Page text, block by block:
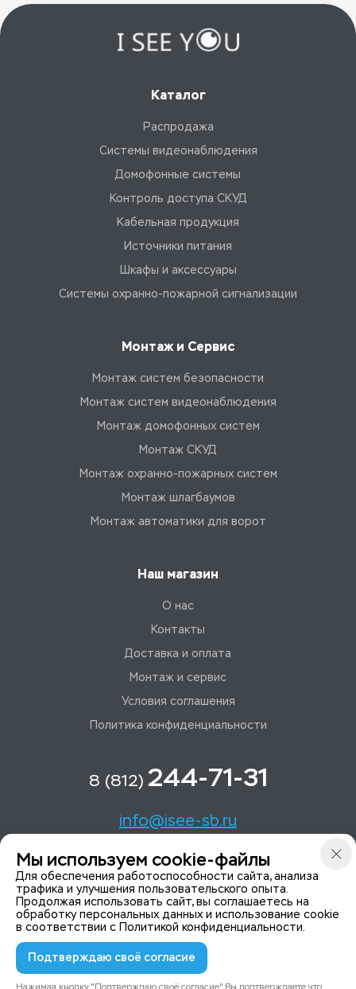
Каталог
Распродажа
Системы видеонаблюдения
Домофонные системы
Контроль доступа СКУД
Кабельная продукция
Источники питания
Шкафы и аксессуары
Системы охранно-пожарной сигнализации
Монтаж и Сервис
Монтаж систем безопасности
Монтаж систем видеонаблюдения
Монтаж домофонных систем
Монтаж СКУД
Монтаж охранно-пожарных систем
Монтаж шлагбаумов
Монтаж автоматики для ворот
Наш магазин
О нас
Контакты
Доставка и оплата
Монтаж и сервис
Условия соглашения
Политика конфиденциальности
8 (812) 244-71-31
info@isee-sb.ru
Светлановский пр-кт, д. 70, корп. 1
Мы в Telegam
© 2015-2026 ISeeYou - системы безопасности
Политика конфиденциальности
Мы используем cookie-файлы
Для обеспечения работоспособности сайта, анализа
трафика и улучшения пользовательского опыта.
Продолжая использовать сайт, вы соглашаетесь на
обработку персональных данных и использование cookie
в соответствии с Политикой конфиденциальности.
Подтверждаю своё согласие